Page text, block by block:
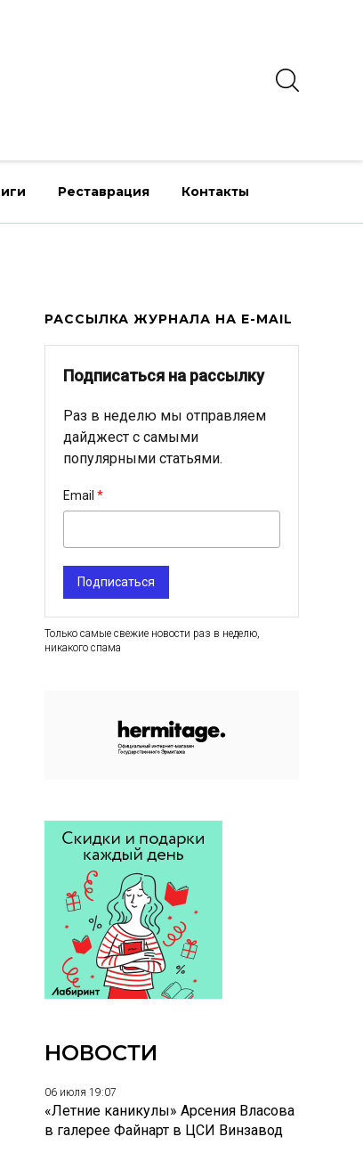
Реставрация Контакты
РАССЫЛКА ЖУРНАЛА НА E-MAIL
Подписаться на рассылку
Раз в неделю мы отправляем
дайджест с самыми
популярными статьями.
Email
Подписаться
Только самые свежие новости раз в неделю,
никакого спама
НОВОСТИ
06 июля 19:07
«Летние каникулы» Арсения Власова
в галерее Файнарт в ЦСИ Винзавод